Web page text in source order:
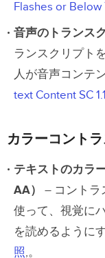
Flashes or Below
音声のトランス
ランスクリプト
人が音声コンテ
text Content SC
カラーコントラ
テキストのカラ
AA）
– コントラ
使って、視覚に
を読めるようにす
照,。